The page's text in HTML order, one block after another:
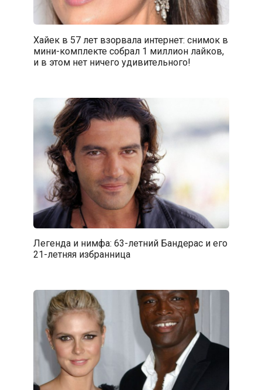
Хайек в 57 лет взорвала интернет: снимок в
мини-комплекте собрал 1 миллион лайков,
и в этом нет ничего удивительного!
Легенда и нимфа: 63-летний Бандерас и его
21-летняя избранница